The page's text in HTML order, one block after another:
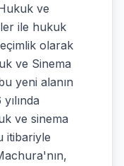
ve
ile hukuk
olarak
ve Sinema
yeni alanın
ve sinema
itibariyle